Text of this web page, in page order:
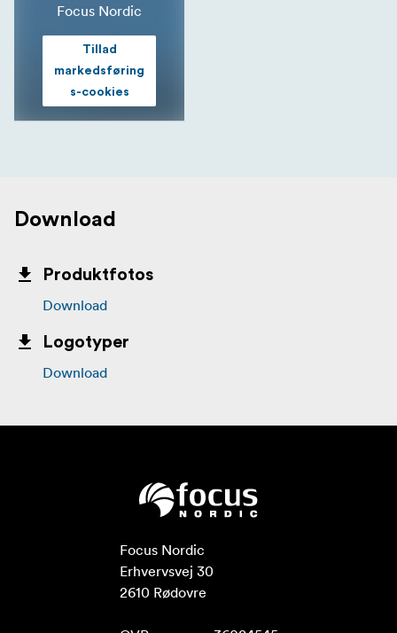
Focus Nordic
Tillad
markedsføring
s-cookies
Download
Produktfotos
Download
Logotyper
Download
Focus Nordic
Erhvervsvej 30
2610 Rødovre